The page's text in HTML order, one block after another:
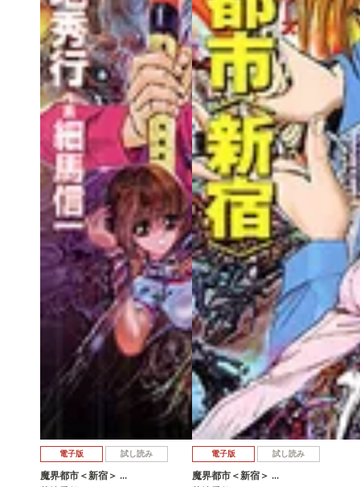
電子版 試し読み
魔界都市＜新宿＞ …
電子版 試し読み
魔界都市＜新宿＞ …